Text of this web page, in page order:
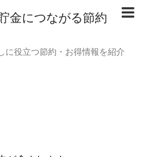
金につながる節約
に役立つ節約・お得情報を紹介